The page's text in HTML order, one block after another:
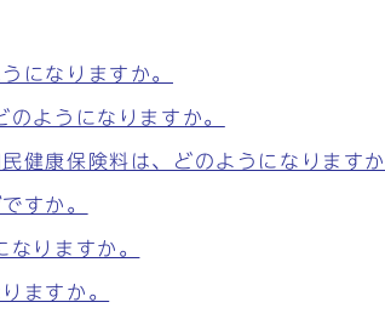
になりますか。
ようになりますか。
健康保険料は、どのようになりますか
すか。
りますか。
ますか。